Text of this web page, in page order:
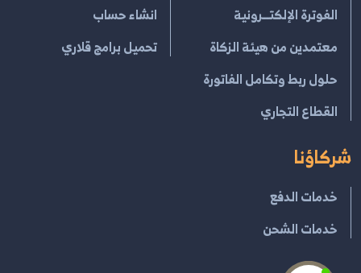
الفوترة الإلكتــرونية
معتمدين من هيئة الزكاة
حلول ربط وتكامل الفاتورة
القطاع التجاري
انشاء حساب
تحميل برامج قلاري
شركاؤنا
خدمات الدفع
خدمات الشحن